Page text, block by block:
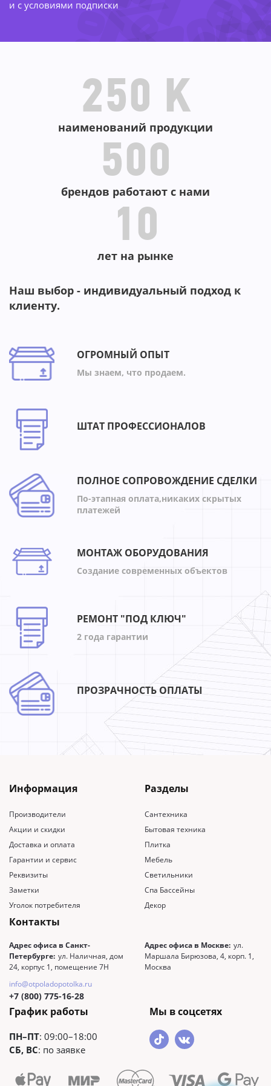
и с условиями подписки
-
-23%
-
-52% -
-
-67%
250 K
наименований продукции
500
брендов работают с нами
10
лет на рынке
Наш выбор - индивидуальный подход к
клиенту.
ОГРОМНЫЙ ОПЫТ
Мы знаем, что продаем.
ШТАТ ПРОФЕССИОНАЛОВ
ПОЛНОЕ СОПРОВОЖДЕНИЕ СДЕЛКИ
По-этапная оплата,никаких скрытых
платежей
МОНТАЖ ОБОРУДОВАНИЯ
Создание современных объектов
РЕМОНТ "ПОД КЛЮЧ"
2 года гарантии
ПРОЗРАЧНОСТЬ ОПЛАТЫ
Информация
Производители
Акции и скидки
Доставка и оплата
Гарантии и сервис
Реквизиты
Заметки
Уголок потребителя
Разделы
Сантехника
Бытовая техника
Плитка
Мебель
Светильники
Спа Бассейны
Декор
Контакты
Адрес офиса в Санкт-
Петербурге: ул. Наличная, дом
24, корпус 1, помещение 7Н
Адрес офиса в Москве: ул.
Маршала Бирюзова, 4, корп. 1,
Москва
info@otpoladopotolka.ru
+7 (800) 775-16-28
График работы
ПН–ПТ: 09:00–18:00
СБ, ВС: по заявке
Мы в соцсетях